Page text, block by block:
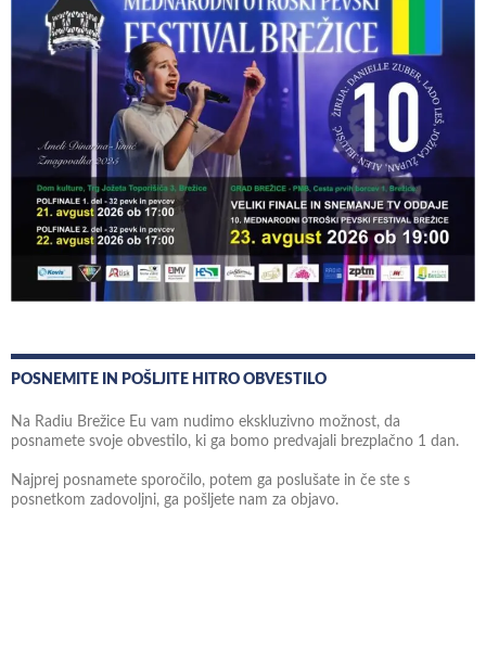
POSNEMITE IN POŠLJITE HITRO OBVESTILO
Na Radiu Brežice Eu vam nudimo ekskluzivno možnost, da
posnamete svoje obvestilo, ki ga bomo predvajali brezplačno 1 dan.
Najprej posnamete sporočilo, potem ga poslušate in če ste s
posnetkom zadovoljni, ga pošljete nam za objavo.